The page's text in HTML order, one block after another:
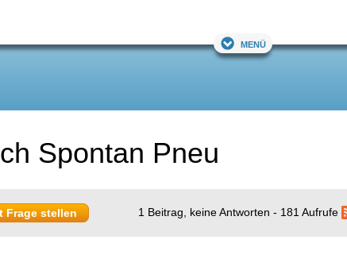
Menü
Spontan Pneu
Frage stellen 1 Beitrag, keine Antworten - 181 Aufrufe